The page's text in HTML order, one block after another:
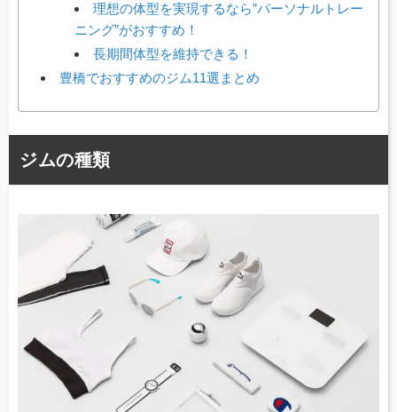
理想の体型を実現するなら”パーソナルトレー
ニング”がおすすめ！
長期間体型を維持できる！
豊橋でおすすめのジム11選まとめ
ジムの種類